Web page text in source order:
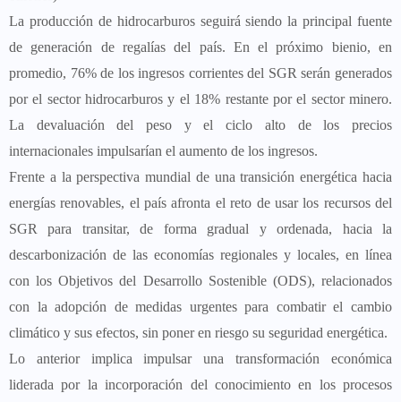
La producción de hidrocarburos seguirá siendo la principal fuente
de generación de regalías del país. En el próximo bienio, en
promedio, 76% de los ingresos corrientes del SGR serán generados
por el sector hidrocarburos y el 18% restante por el sector minero.
La devaluación del peso y el ciclo alto de los precios
internacionales impulsarían el aumento de los ingresos.
Frente a la perspectiva mundial de una transición energética hacia
energías renovables, el país afronta el reto de usar los recursos del
SGR para transitar, de forma gradual y ordenada, hacia la
descarbonización de las economías regionales y locales, en línea
con los Objetivos del Desarrollo Sostenible (ODS), relacionados
con la adopción de medidas urgentes para combatir el cambio
climático y sus efectos, sin poner en riesgo su seguridad energética.
Lo anterior implica impulsar una transformación económica
liderada por la incorporación del conocimiento en los procesos